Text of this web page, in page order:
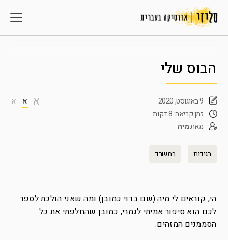
הבוס שלי
א א א
9 באוגוסט, 2020
זמן קריאה: 8 דקות
מאתמיה
בגידות במשרד
הי, קוראים לי מיה (שם בדוי כמובן) ומה שאני הולכת לספר
לכם הוא סיפור אמיתי לגמרי, כמובן שהחלפתי את כל
הסממנים המזהים.